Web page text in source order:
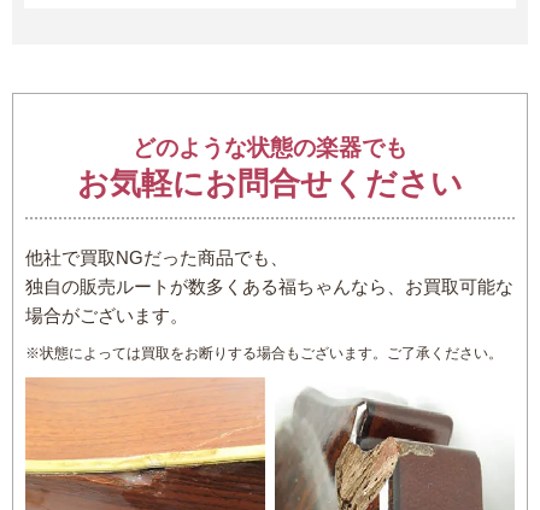
どのような状態の楽器でも
お気軽にお問合せください
他社で買取NGだった商品でも、
独自の販売ルートが数多くある福ちゃんなら、お買取可能な
場合がございます。
※状態によっては買取をお断りする場合もございます。ご了承ください。